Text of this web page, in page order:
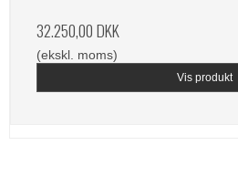
32.250,00 DKK
(ekskl. moms)
Vis produkt